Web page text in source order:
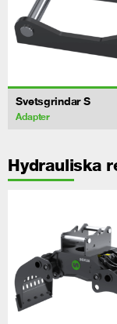
Svetsgrindar S
Adapter
Hydrauliska